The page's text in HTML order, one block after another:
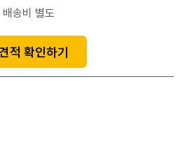
송비 별도
적 확인하기